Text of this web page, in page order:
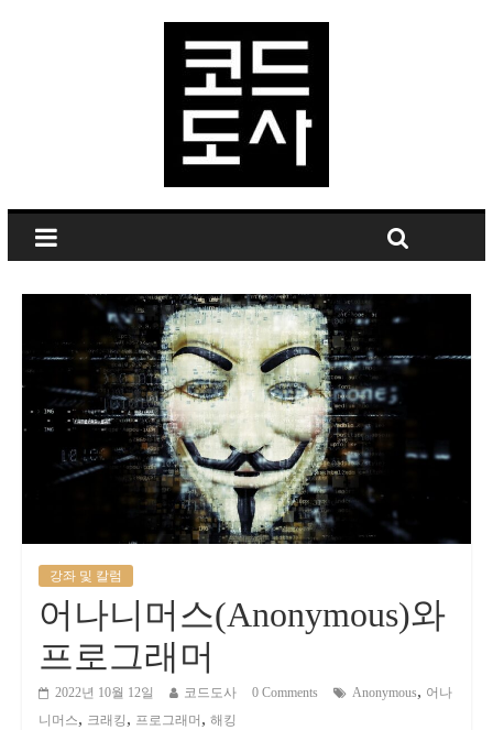
강좌 및 칼럼
어나니머스(Anonymous)와
프로그래머
2022년 10월 12일 코드도사 0 Comments Anonymous, 어나
니머스, 크래킹 , 프로그래머 , 해킹